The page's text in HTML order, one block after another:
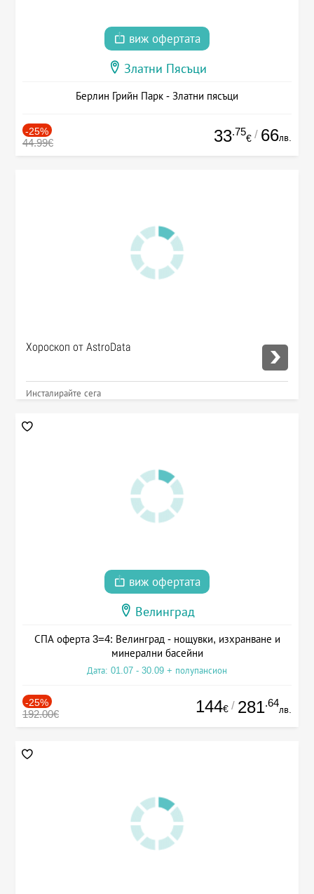
виж офертата
Златни Пясъци
Берлин Грийн Парк - Златни пясъци
-25%
44.99€ 33.75
€ / 66лв.
Хороскоп от AstroData
Инсталирайте сега
виж офертата
Велинград
СПА оферта 3=4: Велинград - нощувки, изхранване и
минерални басейни
Дата: 01.07 - 30.09 + полупансион
-25%
192.00€ 144€ / 281.64
лв.